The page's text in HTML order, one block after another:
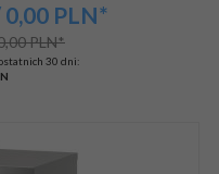
0,00 PLN*
PLN*
30 dni: